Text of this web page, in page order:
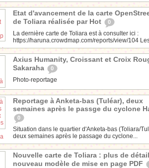
Etat d'avancement de la carte
de Toliara réalisée par Hot
0
La dernière carte de Toliara est à consulter ici :
https://haruna.crowdmap.com/reports/view/104
Axius Humanity, Croissant et Croix
Sakaraha
0
Photo-reportage
Reportage à Anketa-bas (Tuléar), deux
semaines après le passge du cyclone
0
Situation dans le quartier d'Anketa-bas (Toliara/
deux semaines après le passage du cyclone...
Nouvelle carte de Toliara : plus de
nouveau modèle de mise en page PDF